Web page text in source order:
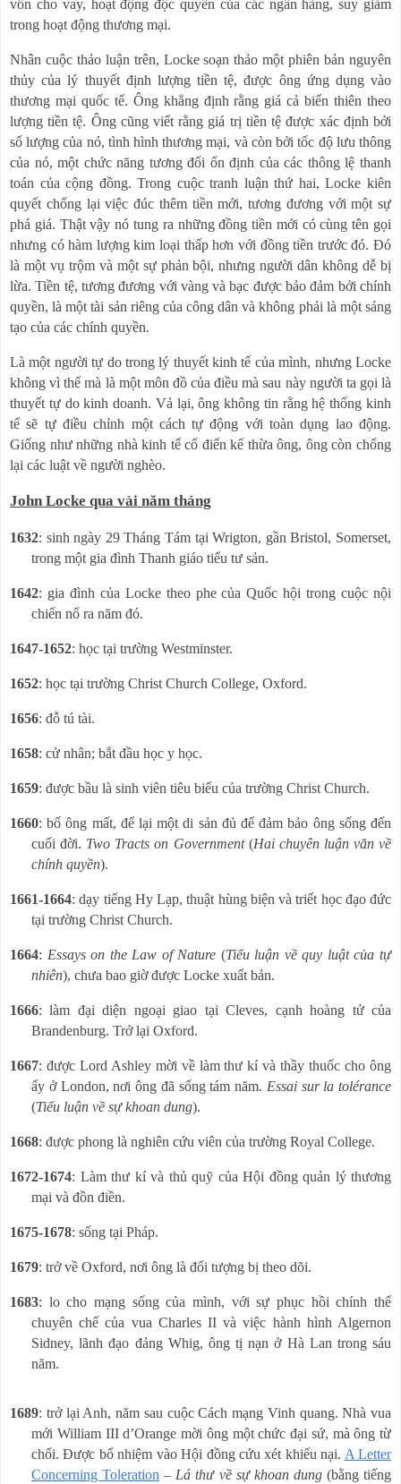
vốn cho vay, hoạt động độc quyền của các ngân hàng, suy giảm
trong hoạt động thương mại.
Nhân cuộc thảo luận trên, Locke soạn thảo một phiên bản nguyên
thủy của lý thuyết định lượng tiền tệ, được ông ứng dụng vào
thương mại quốc tế. Ông khẳng định rằng giá cả biến thiên theo
lượng tiền tệ. Ông cũng viết rằng giá trị tiền tệ được xác định bởi
số lượng của nó, tình hình thương mại, và còn bởi tốc độ lưu thông
của nó, một chức năng tương đối ổn định của các thông lệ thanh
toán của cộng đồng. Trong cuộc tranh luận thứ hai, Locke kiên
quyết chống lại việc đúc thêm tiền mới, tương đương với một sự
phá giá. Thật vậy nó tung ra những đồng tiền mới có cùng tên gọi
nhưng có hàm lượng kim loại thấp hơn với đồng tiền trước đó. Đó
là một vụ trộm và một sự phản bội, nhưng người dân không dễ bị
lừa. Tiền tệ, tương đương với vàng và bạc được bảo đảm bởi chính
quyền, là một tài sản riêng của công dân và không phải là một sáng
tạo của các chính quyền.
Là một người tự do trong lý thuyết kinh tế của mình, nhưng Locke
không vì thế mà là một môn đồ của điều mà sau này người ta gọi là
thuyết tự do kinh doanh. Vả lại, ông không tin rằng hệ thống kinh
tế sẽ tự điều chỉnh một cách tự động với toàn dụng lao động.
Giống như những nhà kinh tế cổ điển kế thừa ông, ông còn chống
lại các luật về người nghèo.
John Locke qua vài năm tháng
1632: sinh ngày 29 Tháng Tám tại Wrigton, gần Bristol, Somerset,
trong một gia đình Thanh giáo tiểu tư sản.
1642: gia đình của Locke theo phe của Quốc hội trong cuộc nội
chiến nổ ra năm đó.
1647-1652: học tại trường Westminster.
1652: học tại trường Christ Church College, Oxford.
1656: đỗ tú tài.
1658: cử nhân; bắt đầu học y học.
1659: được bầu là sinh viên tiêu biểu của trường Christ Church.
1660: bố ông mất, để lại một di sản đủ để đảm bảo ông sống đến
cuối đời. Two Tracts on Government (Hai chuyên luận văn về
chính quyền).
1661-1664: dạy tiếng Hy Lạp, thuật hùng biện và triết học đạo đức
tại trường Christ Church.
1664: Essays on the Law of Nature (Tiểu luận về quy luật của tự
nhiên), chưa bao giờ được Locke xuất bản.
1666: làm đại diện ngoại giao tại Cleves, cạnh hoàng tử của
Brandenburg. Trở lại Oxford.
1667: được Lord Ashley mời về làm thư kí và thầy thuốc cho ông
ấy ở London, nơi ông đã sống tám năm. Essai sur la tolérance
(Tiểu luận về sự khoan dung).
1668: được phong là nghiên cứu viên của trường Royal College.
1672-1674: Làm thư kí và thủ quỹ của Hội đồng quản lý thương
mại và đồn điền.
1675-1678: sống tại Pháp.
1679: trở về Oxford, nơi ông là đối tượng bị theo dõi.
1683: lo cho mạng sống của mình, với sự phục hồi chính thể
chuyên chế của vua Charles II và việc hành hình Algernon
Sidney, lãnh đạo đảng Whig, ông tị nạn ở Hà Lan trong sáu
năm.
1689: trở lại Anh, năm sau cuộc Cách mạng Vinh quang. Nhà vua
mới William III d’Orange mời ông một chức đại sứ, mà ông từ
chối. Được bổ nhiệm vào Hội đồng cứu xét khiếu nại. A Letter
Concerning Toleration – Lá thư về sự khoan dung(bằng tiếng